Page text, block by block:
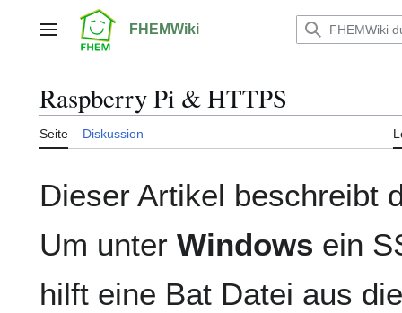
springenHauptmenü FHEMWiki
Raspberry Pi & HTTPS
Seite Diskussion
Dieser Artikel beschreibt
Um unter Windows ein
hilft eine Bat Datei aus